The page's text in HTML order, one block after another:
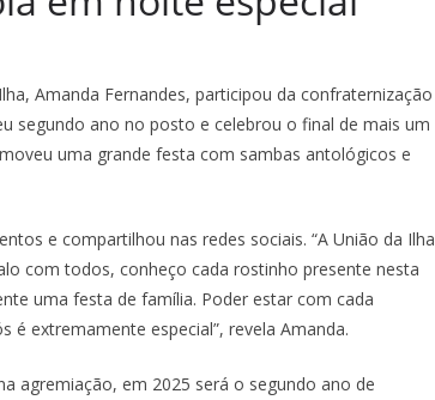
Amanda Fernandes, participou da confraternização
segundo ano no posto e celebrou o final de mais um
uma grande festa com sambas antológicos e
e compartilhou nas redes sociais. “A União da Ilha
com todos, conheço cada rostinho presente nesta
uma festa de família. Poder estar com cada
extremamente especial”, revela Amanda.
agremiação, em 2025 será o segundo ano de